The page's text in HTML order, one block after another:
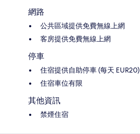
網路
公共區域提供免費無線上網
客房提供免費無線上網
停車
住宿提供自助停車 (每天 EUR20)
住宿車位有限
其他資訊
禁煙住宿